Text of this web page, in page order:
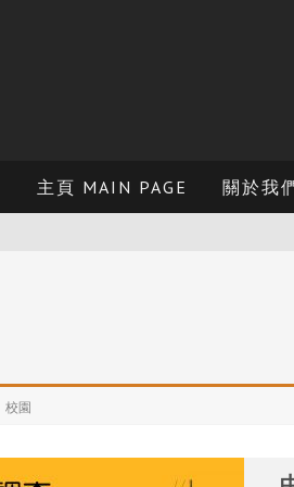
主頁 MAIN PAGE 關於我
校園